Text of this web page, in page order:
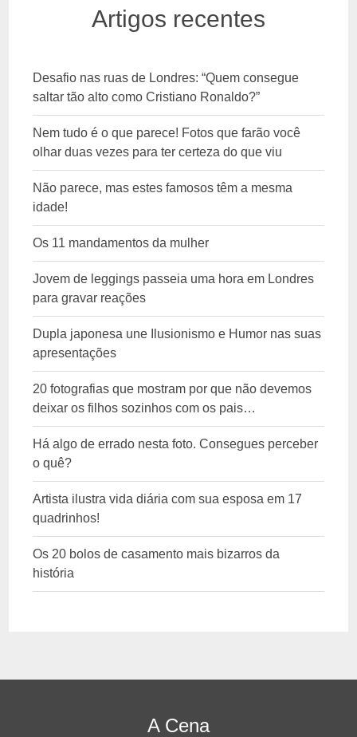
Artigos recentes
Desafio nas ruas de Londres: “Quem consegue
saltar tão alto como Cristiano Ronaldo?”
Nem tudo é o que parece! Fotos que farão você
olhar duas vezes para ter certeza do que viu
Não parece, mas estes famosos têm a mesma
idade!
Os 11 mandamentos da mulher
Jovem de leggings passeia uma hora em Londres
para gravar reações
Dupla japonesa une Ilusionismo e Humor nas suas
apresentações
20 fotografias que mostram por que não devemos
deixar os filhos sozinhos com os pais…
Há algo de errado nesta foto. Consegues perceber
o quê?
Artista ilustra vida diária com sua esposa em 17
quadrinhos!
Os 20 bolos de casamento mais bizarros da
história
A Cena